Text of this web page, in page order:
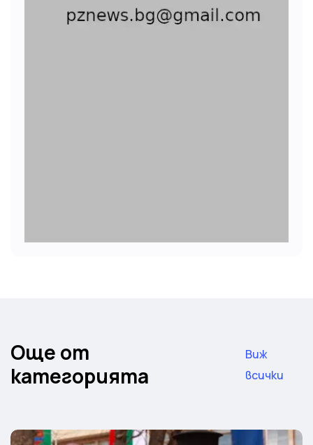
Още от
категорията
Виж
всички